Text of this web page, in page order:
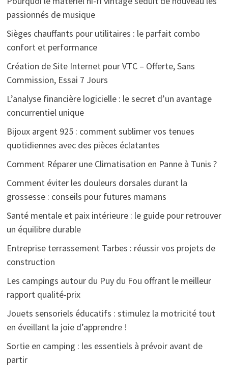
passionnés de musique
Sièges chauffants pour utilitaires : le parfait combo
confort et performance
Création de Site Internet pour VTC – Offerte, Sans
Commission, Essai 7 Jours
L’analyse financière logicielle : le secret d’un avantage
concurrentiel unique
Bijoux argent 925 : comment sublimer vos tenues
quotidiennes avec des pièces éclatantes
Comment Réparer une Climatisation en Panne à Tunis ?
Comment éviter les douleurs dorsales durant la
grossesse : conseils pour futures mamans
Santé mentale et paix intérieure : le guide pour retrouver
un équilibre durable
Entreprise terrassement Tarbes : réussir vos projets de
construction
Les campings autour du Puy du Fou offrant le meilleur
rapport qualité-prix
Jouets sensoriels éducatifs : stimulez la motricité tout
en éveillant la joie d’apprendre !
Sortie en camping : les essentiels à prévoir avant de
partir